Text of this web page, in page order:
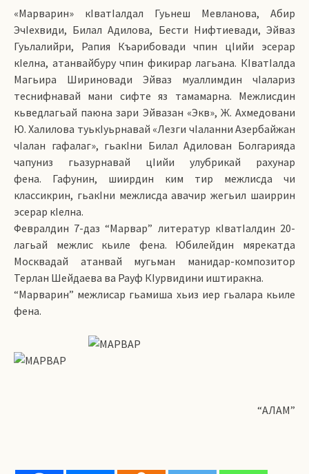
«Марварин» кIватIалдал Гуьнеш Мевланова, Абир
ЭчIехвиди, Билал Адилова, Бести Нифтиевади, Эйваз
Гуьлалийри, Рапия Къарибовади чпин цIийи эсерар
кIелна, атанвайбуру чпин фикирар лагьана. КIватIалда
Магьира Шириновади Эйваз муаллимдин чIалариз
теснифнавай мани сифте яз тамамарна. Межлисдин
кьведлагьай паюна зари Эйвазан «Экв», Ж. Ахмедовани
Ю. Халилова туькIуьрнавай «Лезги чIаланни Азербайжан
чIалан гафалаг», гьакIни Билал Адилован Болгарияда
чапуниз гьазурнавай цIийи улубрикай рахунар
фена. Гафунин, шиирдин ким тир межлисда чи
классикрин, гьакIни межлисда авачир жегьил шаиррин
эсерар кIелна.
Февралдин 7-даз “Марвар” литератур кIватIалдин 20-
лагьай межлис кьиле фена. Юбилейдин мярекатда
Москвадай атанвай мугьман манидар-композитор
Терлан Шейдаева ва Рауф КIурвидини иштиракна.
“Марварин” межлисар гьамиша хьиз иер гьалара кьиле
фена.
“АЛАМ”